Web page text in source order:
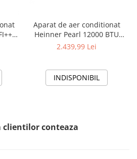
Aparat de aer conditionat
Heinner Pearl 12000 BTU
Wi-Fi, Clasa A+++/A+++, AI
alb
2.439,99 Lei
INDISPONIBIL
clientilor conteaza